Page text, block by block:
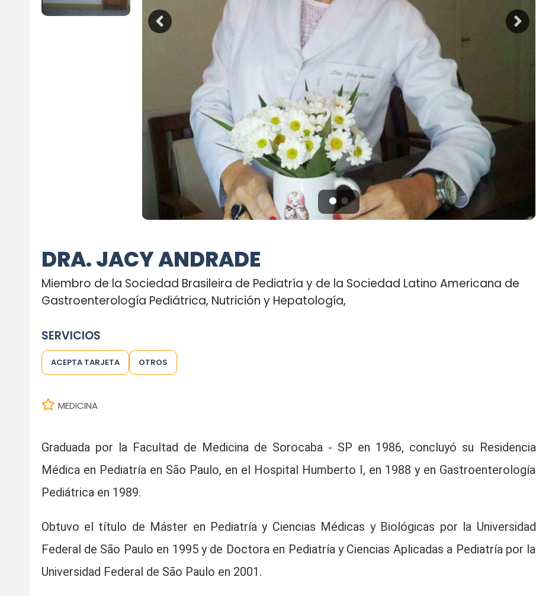
DRA. JACY ANDRADE
Miembro de la Sociedad Brasileira de Pediatría y de la Sociedad Latino Americana de
Gastroenterología Pediátrica, Nutrición y Hepatología,
SERVICIOS
ACEPTA TARJETA OTROS
MEDICINA
Graduada por la Facultad de Medicina de Sorocaba - SP en 1986, concluyó su Residencia
Médica en Pediatría en São Paulo, en el Hospital Humberto I, en 1988 y en Gastroenterología
Pediátrica en 1989.
Obtuvo el título de Máster en Pediatría y Ciencias Médicas y Biológicas por la Universidad
Federal de São Paulo en 1995 y de Doctora en Pediatría y Ciencias Aplicadas a Pediatría por la
Universidad Federal de São Paulo en 2001.